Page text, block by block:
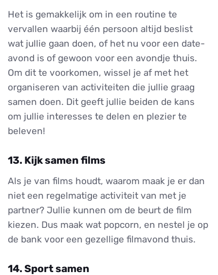
Het is gemakkelijk om in een routine te
vervallen waarbij één persoon altijd beslist
wat jullie gaan doen, of het nu voor een date-
avond is of gewoon voor een avondje thuis.
Om dit te voorkomen, wissel je af met het
organiseren van activiteiten die jullie graag
samen doen. Dit geeft jullie beiden de kans
om jullie interesses te delen en plezier te
beleven!
13. Kijk samen films
Als je van films houdt, waarom maak je er dan
niet een regelmatige activiteit van met je
partner? Jullie kunnen om de beurt de film
kiezen. Dus maak wat popcorn, en nestel je op
de bank voor een gezellige filmavond thuis.
14. Sport samen